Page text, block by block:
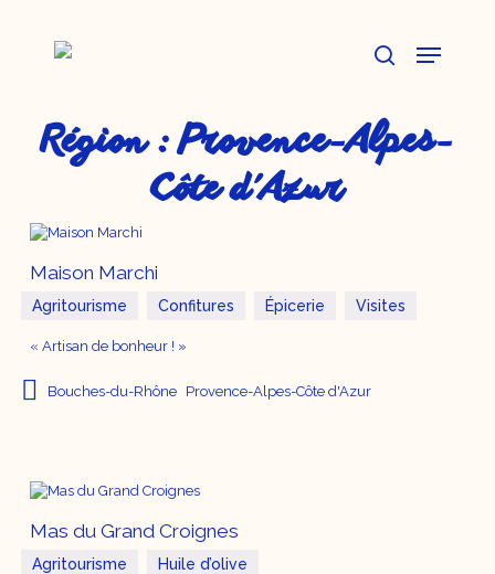
Menu
Région :Provence-Alpes-
Côte d'Azur
Maison Marchi
Agritourisme Confitures Épicerie Visites
« Artisan de bonheur ! »
Bouches-du-Rhône Provence-Alpes-Côte d'Azur
Mas du Grand Croignes
Agritourisme Huile d’olive